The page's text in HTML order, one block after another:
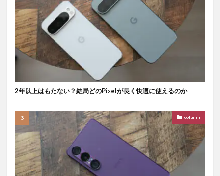
2年以上はもたない？結局どのPixelが長く快適に使えるのか
column